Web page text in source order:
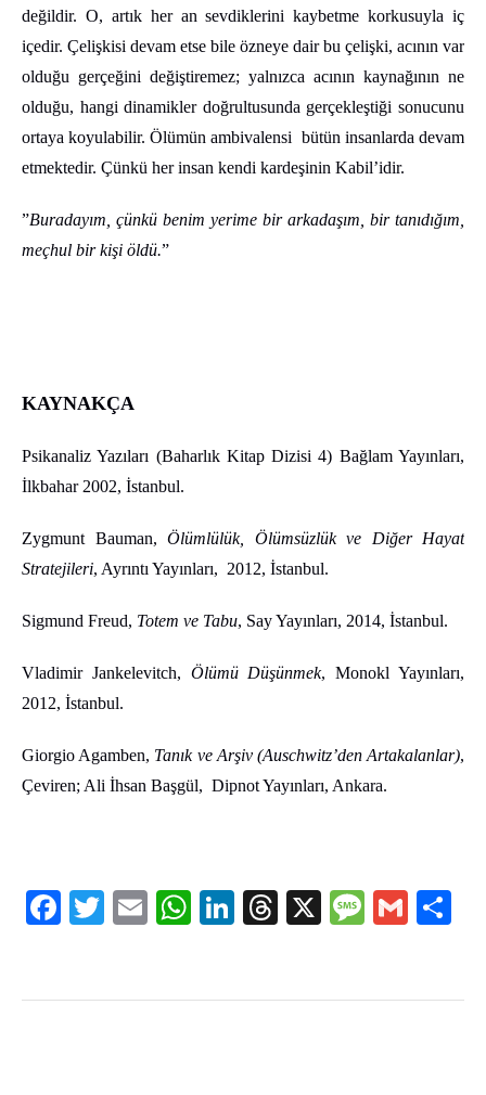
değildir. O, artık her an sevdiklerini kaybetme korkusuyla iç
içedir. Çelişkisi devam etse bile özneye dair bu çelişki, acının var
olduğu gerçeğini değiştiremez; yalnızca acının kaynağının ne
olduğu, hangi dinamikler doğrultusunda gerçekleştiği sonucunu
ortaya koyulabilir. Ölümün ambivalensi bütün insanlarda devam
etmektedir. Çünkü her insan kendi kardeşinin Kabil’idir.
”Buradayım, çünkü benim yerime bir arkadaşım, bir tanıdığım,
meçhul bir kişi öldü.”
KAYNAKÇA
Psikanaliz Yazıları (Baharlık Kitap Dizisi 4) Bağlam Yayınları,
İlkbahar 2002, İstanbul.
Zygmunt Bauman, Ölümlülük, Ölümsüzlük ve Diğer Hayat
Stratejileri, Ayrıntı Yayınları, 2012, İstanbul.
Sigmund Freud, Totem ve Tabu, Say Yayınları, 2014, İstanbul.
Vladimir Jankelevitch, Ölümü Düşünmek, Monokl Yayınları,
2012, İstanbul.
Giorgio Agamben, Tanık ve Arşiv (Auschwitz’den Artakalanlar),
Çeviren; Ali İhsan Başgül, Dipnot Yayınları, Ankara.
FacebookTwitterEmail WhatsAppLinkedInThreads
X Message
Gmail